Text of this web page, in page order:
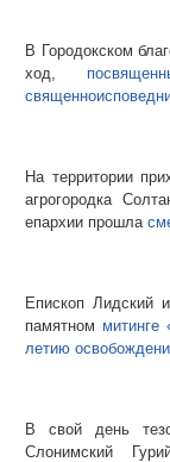
В Городокском
ход,
На территории
агрогородка
епархии прошла
Епископ Лидский
памятном
летию
В свой день
Слонимский